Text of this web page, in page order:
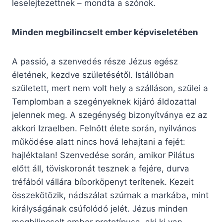
leselejtezettnek – mondta a szónok.
Minden megbilincselt ember képviseletében
A passió, a szenvedés része Jézus egész
életének, kezdve születésétől. Istállóban
született, mert nem volt hely a szálláson, szülei a
Templomban a szegényeknek kijáró áldozattal
jelennek meg. A szegénység bizonyítványa ez az
akkori Izraelben. Felnőtt élete során, nyilvános
működése alatt nincs hová lehajtani a fejét:
hajléktalan! Szenvedése során, amikor Pilátus
előtt áll, töviskoronát tesznek a fejére, durva
tréfából vállára bíborköpenyt terítenek. Kezeit
összekötözik, nádszálat szúrnak a markába, mint
királyságának csúfolódó jelét. Jézus minden